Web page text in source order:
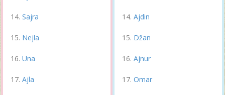
Sajra
Nejla
Una
Ajla
Ajdin
Džan
Ajnur
Omar